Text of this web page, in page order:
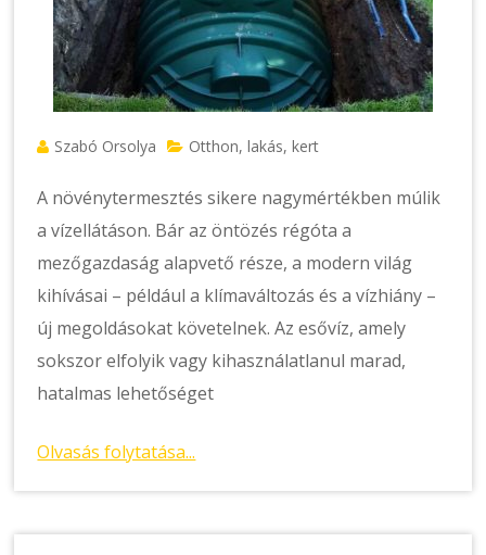
Szabó Orsolya Otthon, lakás, kert
A növénytermesztés sikere nagymértékben múlik
a vízellátáson. Bár az öntözés régóta a
mezőgazdaság alapvető része, a modern világ
kihívásai – például a klímaváltozás és a vízhiány –
új megoldásokat követelnek. Az esővíz, amely
sokszor elfolyik vagy kihasználatlanul marad,
hatalmas lehetőséget
Olvasás folytatása...